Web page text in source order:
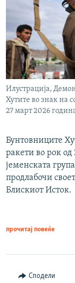
Илустрација,
Хутите во знак на
27 март 2026
Бунтовниците
ракети во рок
јеменската
продлабочи
Блискиот Исток.
прочитај повеќе
Сподели